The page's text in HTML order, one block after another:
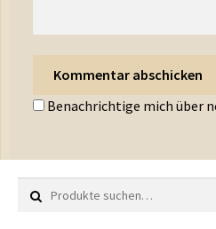
Benachrichtige mich über
Suche nach: